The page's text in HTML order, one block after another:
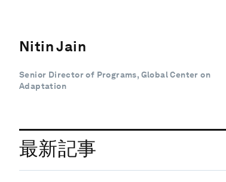
Nitin Jain
Senior Director of Programs, Global Center on
Adaptation
最新記事